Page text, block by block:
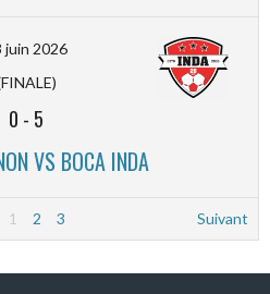
juin 2026
0 - 5
VS BOCA INDA
1 2 3 Suivant